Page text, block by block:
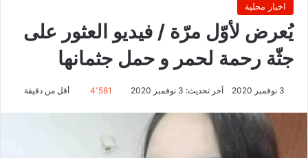
اخبار محلية
يُعرض لأوّل مرّة / فيديو العثور على
جثّة رحمة لحمر و حمل جثمانها
3 نوفمبر 2020 آخر تحديث: 3 نوفمبر 2020 4٬581 أقل من دقيقة